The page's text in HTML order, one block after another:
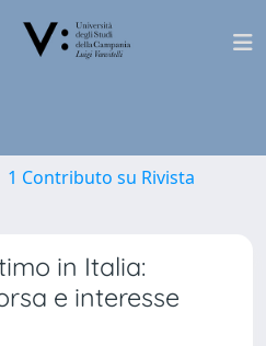
1 Contributo su Rivista
in Italia:
e interesse